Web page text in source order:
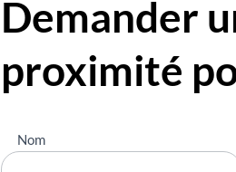
Demander
proximité
Nous
contacter
Nom